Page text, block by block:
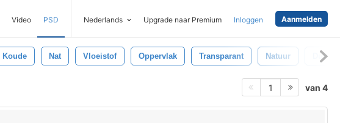
Video PSD Nederlands Upgrade naar Premium Inloggen Aanmelden
Koude Nat Vloeistof Oppervlak Transparant Natuur
1 van 4